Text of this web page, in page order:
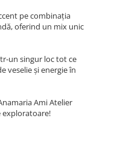
pe combinația
oferind un mix unic
un singur loc tot ce
veselie și energie în
Ami Atelier
exploratoare!